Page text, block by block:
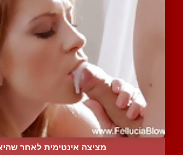
מציצה אינטימית לאחר